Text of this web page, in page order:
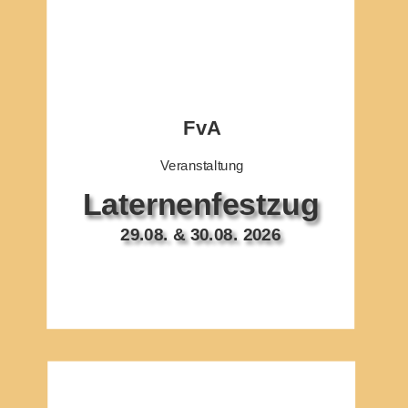
FvA
Veranstaltung
Laternenfestzug
29.08. & 30.08. 2026